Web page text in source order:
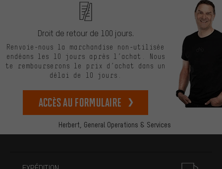
Herbert, General Operations & Services
Droit de retour de 100 jours.
Renvoie-nous la marchandise non-utilisée
endéans les 10 jours après l’achat. Nous
te rembourserons le prix d’achat dans un
délai de 10 jours.
Accès au formulaire